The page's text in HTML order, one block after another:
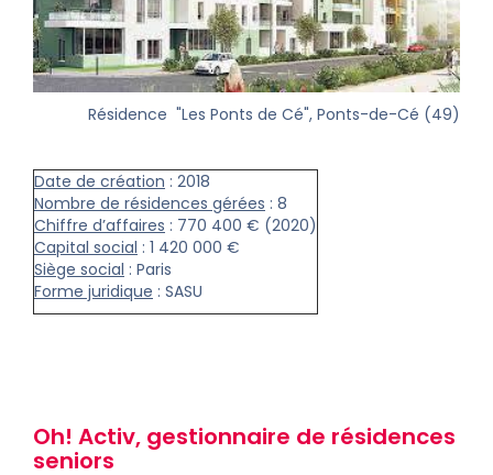
Résidence "Les Ponts de Cé", Ponts-de-Cé (49)
Date de création : 2018
Nombre de résidences gérées : 8
Chiffre d’affaires : 770 400 € (2020)
Capital social : 1 420 000 €
Siège social : Paris
Forme juridique : SASU
Oh! Activ, gestionnaire de résidences
seniors